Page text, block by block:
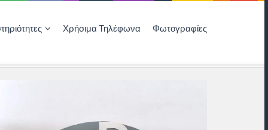
Χρήσιμα Τηλέφωνα Φωτογραφίες